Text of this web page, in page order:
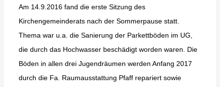
Am 14.9.2016 fand die erste Sitzung des
Kirchengemeinderats nach der Sommerpause statt.
Thema war u.a. die Sanierung der Parkettböden im UG,
die durch das Hochwasser beschädigt worden waren. Die
Böden in allen drei Jugendräumen werden Anfang 2017
durch die Fa. Raumausstattung Pfaff repariert sowie